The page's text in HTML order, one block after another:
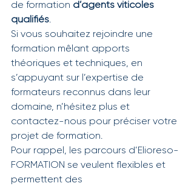
de formation d’agents viticoles
qualifiés.
Si vous souhaitez rejoindre une
formation mêlant apports
théoriques et techniques, en
s’appuyant sur l’expertise de
formateurs reconnus dans leur
domaine, n’hésitez plus et
contactez-nous pour préciser votre
projet de formation.
Pour rappel, les parcours d’Elioreso-
FORMATION se veulent flexibles et
permettent des